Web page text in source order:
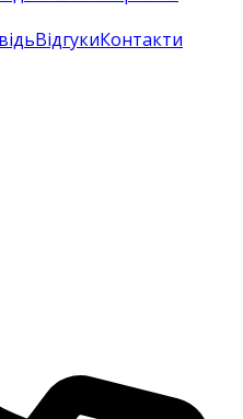
ВідгукиКонтакти